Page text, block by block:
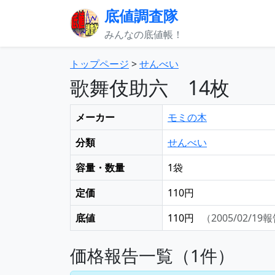
底値調査隊
みんなの底値帳！
トップページ >せんべい
歌舞伎助六 14枚
メーカー
モミの木
分類
せんべい
容量・数量
1袋
定価
110円
底値
110円 （2005/02/19報
価格報告一覧（1件）